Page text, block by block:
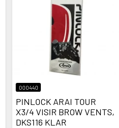
000440
PINLOCK ARAI TOUR
X3/4 VISIR BROW VENTS,
DKS116 KLAR